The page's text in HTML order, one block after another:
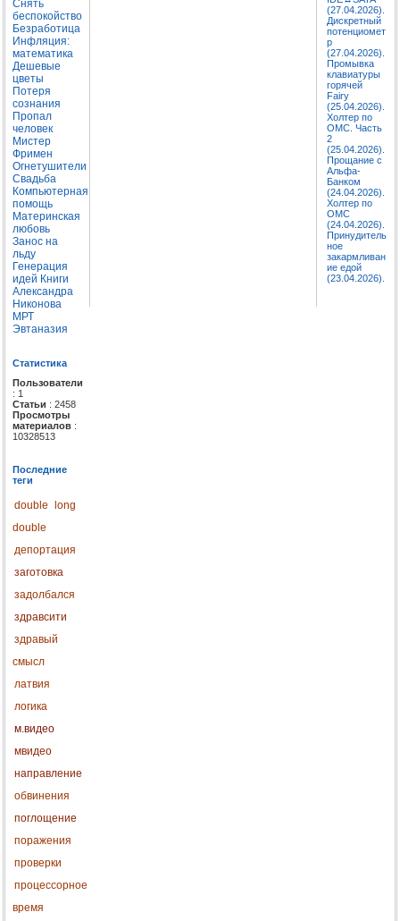
Снять
беспокойство
Безработица
Инфляция:
математика
Дешевые
цветы
Потеря
сознания
Пропал
человек
Мистер
Фримен
Огнетушители
Свадьба
Компьютерная
помощь
Материнская
любовь
Занос на
льду
Генерация
идей Книги
Александра
Никонова
МРТ
Эвтаназия
Статистика
Пользователи
: 1
Статьи : 2458
Просмотры
материалов :
10328513
Последние
теги
double
long
double
депортация
заготовка
задолбался
здравсити
здравый
смысл
латвия
логика
м.видео
мвидео
направление
обвинения
поглощение
поражения
проверки
процессорное
время
(27.04.2026).
Дискретный
потенциомет
р
(27.04.2026).
Промывка
клавиатуры
горячей
Fairy
(25.04.2026).
Холтер по
ОМС. Часть
2
(25.04.2026).
Прощание с
Альфа-
Банком
(24.04.2026).
Холтер по
ОМС
(24.04.2026).
Принудитель
ное
закармливан
ие едой
(23.04.2026).